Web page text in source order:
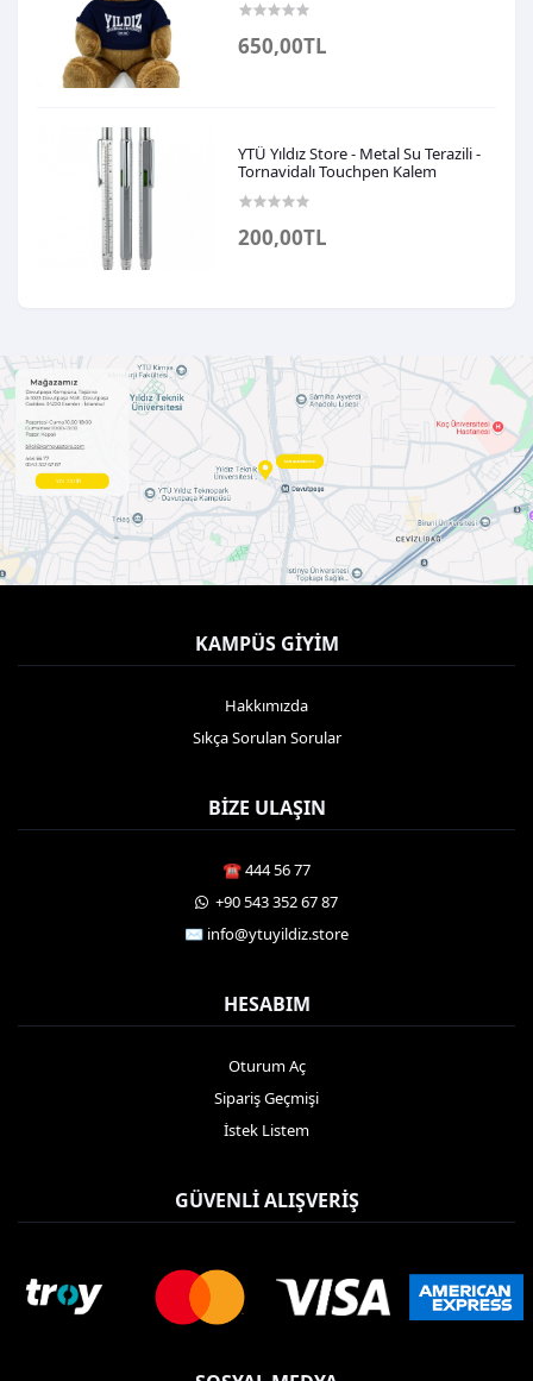
650,00TL
YTÜ Yıldız Store - Metal Su Terazili -
Tornavidalı Touchpen Kalem
200,00TL
KAMPÜS GIYIM
Hakkımızda
Sıkça Sorulan Sorular
BIZE ULAŞIN
☎️ 444 56 77
️ +90 543 352 67 87
✉️ info@ytuyildiz.store
HESABIM
Oturum Aç
Sipariş Geçmişi
İstek Listem
GÜVENLI ALIŞVERIŞ